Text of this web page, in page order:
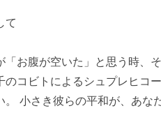
て
「お腹が空いた」と思う時、
のコビトによるシュプレヒコ
。 小さき彼らの平和が、あな